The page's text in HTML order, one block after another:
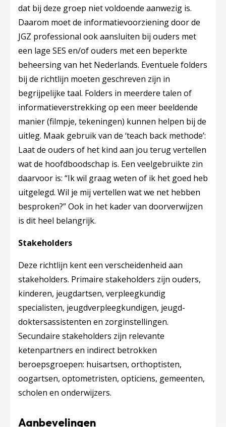
dat bij deze groep niet voldoende aanwezig is.
Daarom moet de informatievoorziening door de
JGZ professional ook aansluiten bij ouders met
een lage SES en/of ouders met een beperkte
beheersing van het Nederlands. Eventuele folders
bij de richtlijn moeten geschreven zijn in
begrijpelijke taal. Folders in meerdere talen of
informatieverstrekking op een meer beeldende
manier (filmpje, tekeningen) kunnen helpen bij de
uitleg. Maak gebruik van de ‘teach back methode’:
Laat de ouders of het kind aan jou terug vertellen
wat de hoofdboodschap is. Een veelgebruikte zin
daarvoor is: “Ik wil graag weten of ik het goed heb
uitgelegd. Wil je mij vertellen wat we net hebben
besproken?” Ook in het kader van doorverwijzen
is dit heel belangrijk.
Stakeholders
Deze richtlijn kent een verscheidenheid aan
stakeholders. Primaire stakeholders zijn ouders,
kinderen, jeugdartsen, verpleegkundig
specialisten, jeugdverpleegkundigen, jeugd-
doktersassistenten en zorginstellingen.
Secundaire stakeholders zijn relevante
ketenpartners en indirect betrokken
beroepsgroepen: huisartsen, orthoptisten,
oogartsen, optometristen, opticiens, gemeenten,
scholen en onderwijzers.
Aanbevelingen